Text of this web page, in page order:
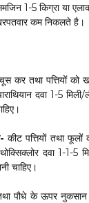
1-5 किग्रा या
कम निकलते है।
कर तथा पत्तियों को
दवा 1-5
कीट पत्तियों तथा
दवा 1-1-5
चाहिए।
पौधे के ऊपर नुकसान